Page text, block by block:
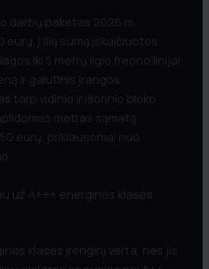
darbų paketas 2026 m.
eurų. Į šią sumą įskaičiuotos
iki 5 metrų ilgio freono linijai,
ir galutinis įrangos
tarp vidinio ir išorinio bloko
metras sąmatą
eurų, priklausomai nuo
už A+++ energinės klasės
klasės įrenginį verta, nes jis